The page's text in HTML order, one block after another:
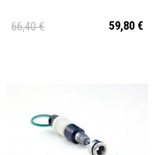
59,80 €
66,40 €